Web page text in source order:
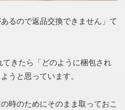
るので返品交換できません」て
きたら「どのように梱包され
うと思っています。
時のためにそのまま取っておこ